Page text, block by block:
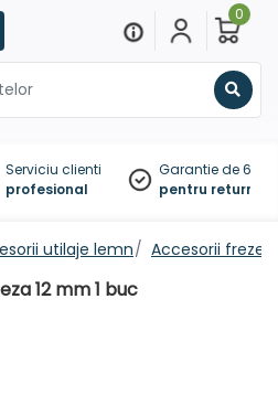
0
Serviciu clienti
profesional
Garantie de 60
pentru
utilaje lemn Accesorii freze
12 mm 1 buc